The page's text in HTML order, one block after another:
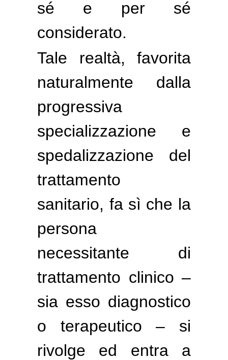
sé e per sé
considerato.
Tale realtà, favorita
naturalmente dalla
progressiva
specializzazione e
spedalizzazione del
trattamento
sanitario, fa sì che la
persona
necessitante di
trattamento clinico –
sia esso diagnostico
o terapeutico – si
rivolge ed entra a